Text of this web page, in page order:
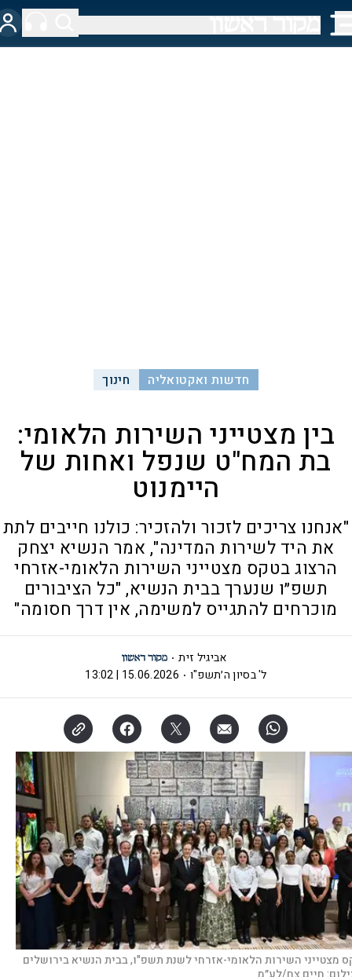
חדשות ואקטואליה חינוך
בין מצטייני השירות הלאומי:
בת המח"ט שנפל ואחות של
היימנוט
"אנחנו צריכים לזכור ולהזכיר: כולנו חייבים לתת
את היד לשירות המדינה", אמר הנשיא יצחק
הרצוג בטקס מצטייני השירות הלאומי-אזרחי
תשפ״ו שנערך בבית הנשיא, "כל הציבורים
מוכרחים להתגייס למשימה, אין דרך חסומה"
אביגיל זית
ל' בסיון ה׳תשפ"ו
15.06.2026 | 13:02
מצטייני השירות הלאומי-אזרחי לשנת תשפ"ו, בבית הנשיא בירושלים